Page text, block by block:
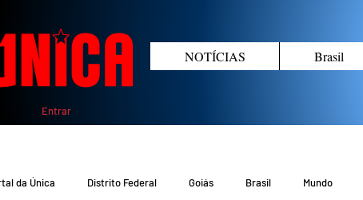
Entrar
NOTÍCIAS Brasil
da Única Distrito Federal Goiás Brasil Mundo